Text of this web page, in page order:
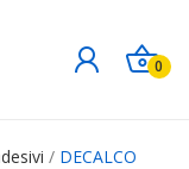
0
DECALCO